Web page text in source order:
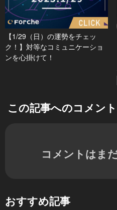
【1/29（日）の運勢をチェッ
ク！】対等なコミュニケーショ
ンを心掛けて！
この記事へのコメント
コメントはま
おすすめ記事